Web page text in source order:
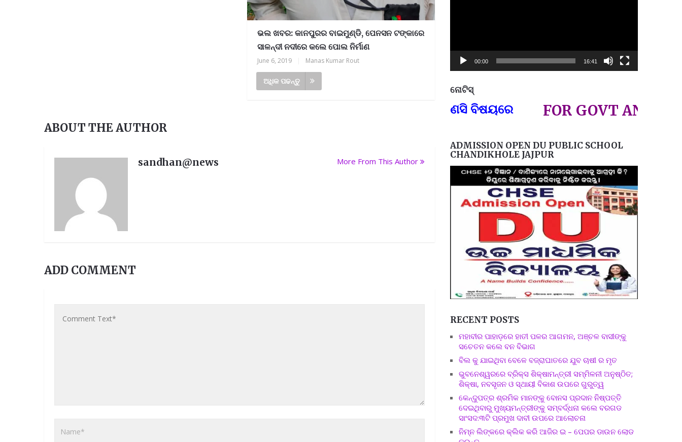
ଭଲ ଖବର: କାନପୁରର ବାଇମୁଣ୍ଡି, ପେନସନ ଟଙ୍କାରେ
ସାଳନ୍ଦୀ ନଦୀରେ କଲେ ପୋଲ ନିର୍ମାଣ
June 6, 2019 Manas Kumar Rout
ଅଧିକ ପଢନ୍ତୁ
ABOUT THE AUTHOR
sandhan@news More From This Author
ADD COMMENT
00:00 16:41
ନୋଟିସ୍
ଶିକ୍ଷାଗତ ଯୋଗ୍ୟତା: +୩ (ସମ୍ମାନ) ବା ପ.ଜି ଯେକୈଣସି ବିଷୟରେ FOR GOVT AND
ADMISSION OPEN DU PUBLIC SCHOOL
CHANDIKHOLE JAJPUR
RECENT POSTS
ମହାବୀର ପାହାଡ଼ରେ ହାତୀ ପଳର ଆଗମନ, ଅଞ୍ଚଳ ବାସୀଙ୍କୁ
ସଚେତନ କଲେ ବନ ବିଭାଗ
ବିଲ କୁ ଯାଇଥିବା ବେଳେ ବଜ୍ରାଘାତରେ ଯୁବ ଚାଷୀ ର ମୃତ
ଭୁବନେଶ୍ୱରରେ ବ୍ରିକ୍ସ ଶିକ୍ଷାମନ୍ତ୍ରୀ ସମ୍ମିଳନୀ ଅନୁଷ୍ଠିତ;
ଶିକ୍ଷା, ନବସୃଜନ ଓ ସ୍ଥାୟୀ ବିକାଶ ଉପରେ ଗୁରୁତ୍ୱ
କେନ୍ଦୁପତ୍ର ଶ୍ରମିକ ମାନଙ୍କୁ ବୋନସ ପ୍ରଦାନ ନିଷ୍ପତ୍ତି
ଦେଇଥିବାରୁ ମୁଖ୍ୟମନ୍ତ୍ରୀଙ୍କୁ ସମ୍ବର୍ଦ୍ଧନା କଲେ ବରଗଡ
ସାଂସଦ:୩ଟି ପ୍ରମୁଖ ଦାବୀ ଉପରେ ଆଲୋଚନା
ନିମ୍ନ ଲିଙ୍କରେ କ୍ଲିକ କରି ଆଜିର ଇ – ପେପର ଡାଉନ ଲୋଡ